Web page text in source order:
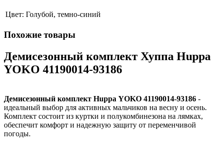
Цвет: Голубой, темно-синий
Похожие товары
Демисезонный комплект Хуппа Huppa
YOKO 41190014-93186
Демисезонный комплект Huppa YOKO 41190014-93186 -
идеальный выбор для активных мальчиков на весну и осень.
Комплект состоит из куртки и полукомбинезона на лямках,
обеспечит комфорт и надежную защиту от переменчивой
погоды.